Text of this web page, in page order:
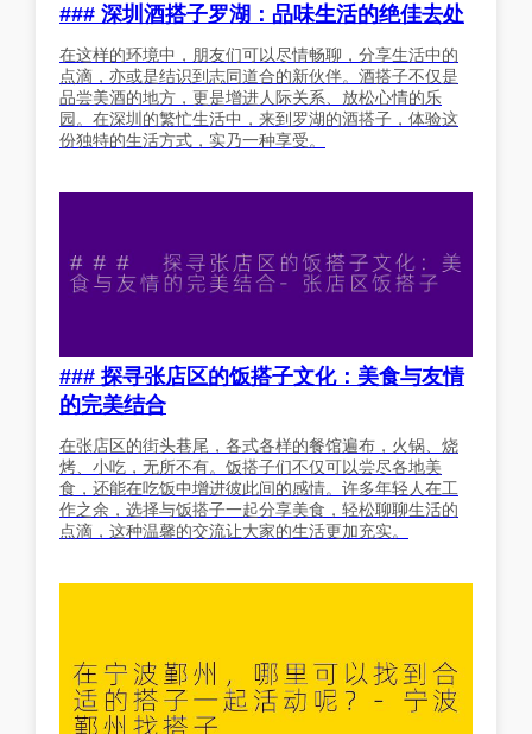
### 深圳酒搭子罗湖：品味生活的绝佳去处
在这样的环境中，朋友们可以尽情畅聊，分享生活中的
点滴，亦或是结识到志同道合的新伙伴。酒搭子不仅是
品尝美酒的地方，更是增进人际关系、放松心情的乐
园。在深圳的繁忙生活中，来到罗湖的酒搭子，体验这
份独特的生活方式，实乃一种享受。
### 探寻张店区的饭搭子文化：美食与友情
的完美结合
在张店区的街头巷尾，各式各样的餐馆遍布，火锅、烧
烤、小吃，无所不有。饭搭子们不仅可以尝尽各地美
食，还能在吃饭中增进彼此间的感情。许多年轻人在工
作之余，选择与饭搭子一起分享美食，轻松聊聊生活的
点滴，这种温馨的交流让大家的生活更加充实。